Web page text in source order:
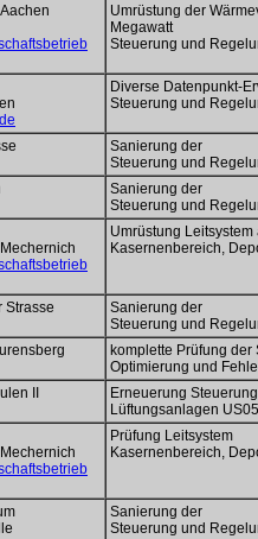
Umrüstung der
Megawatt
Steuerung und
Diverse Datenpunkt-
Steuerung und
Sanierung der
Steuerung und
Sanierung der
Steuerung und
Umrüstung
Kasernenbereich,
Strasse
Sanierung der
Steuerung und
komplette Prüfung
Optimierung und
II
Erneuerung
Lüftungsanlagen US05
Prüfung Leitsystem
Kasernenbereich,
Sanierung der
Steuerung und